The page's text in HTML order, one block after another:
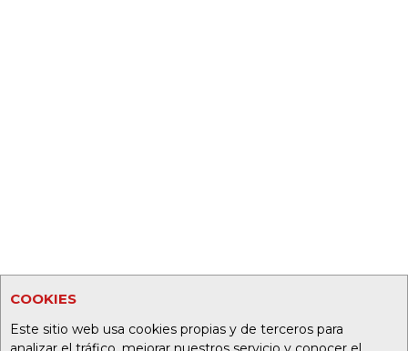
COOKIES
Este sitio web usa cookies propias y de terceros para